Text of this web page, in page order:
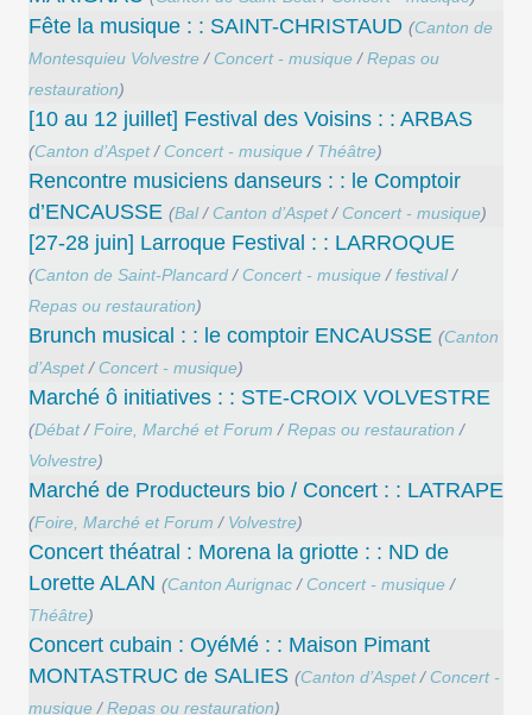
Fête la musique : : SAINT-CHRISTAUD (Canton de
Montesquieu Volvestre/ Concert - musique/Repas ou
restauration)
[10 au 12 juillet] Festival des Voisins : : ARBAS
(Canton d’Aspet/ Concert - musique/ Théâtre)
Rencontre musiciens danseurs : : le Comptoir
d’ENCAUSSE (Bal/ Canton d’Aspet/ Concert - musique)
[27-28 juin] Larroque Festival : : LARROQUE
(Canton de Saint-Plancard/ Concert - musique/festival/
Repas ou restauration)
Brunch musical : : le comptoir ENCAUSSE (Canton
d’Aspet/ Concert - musique)
Marché ô initiatives : : STE-CROIX VOLVESTRE
(Débat/Foire, Marché et Forum /Repas ou restauration /
Volvestre)
Marché de Producteurs bio / Concert : : LATRAPE
(Foire, Marché et Forum / Volvestre)
Concert théatral : Morena la griotte : : ND de
Lorette ALAN (Canton Aurignac/ Concert - musique/
Théâtre)
Concert cubain : OyéMé : : Maison Pimant
MONTASTRUC de SALIES (Canton d’Aspet/ Concert -
musique/Repas ou restauration)